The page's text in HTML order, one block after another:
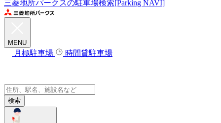
三菱地所パークスの駐車場検索[Parking NAVI]
MENU
月極駐車場 時間貸駐車場
検索